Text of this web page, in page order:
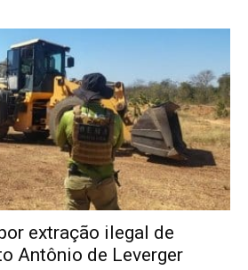
extração ilegal de
Antônio de Leverger